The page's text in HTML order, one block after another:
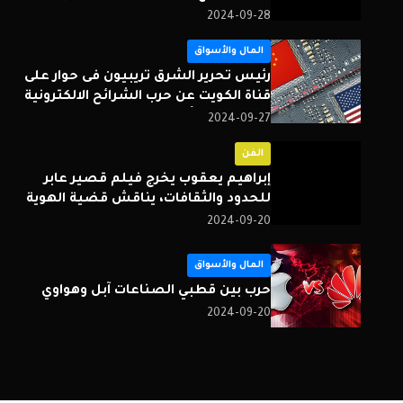
والأمريكي
2024-09-28
المال والأسواق
رئيس تحرير الشرق تريبيون فى حوار على
قناة الكويت عن حرب الشرائح الالكترونية
بين الصين وأمريكا
2024-09-27
الفن
إبراهيم يعقوب يخرج فيلم قصير عابر
للحدود والثقافات، يناقش قضية الهوية
الثقافية وتناقضاتها
2024-09-20
المال والأسواق
حرب بين قطبي الصناعات آبل وهواوي
2024-09-20